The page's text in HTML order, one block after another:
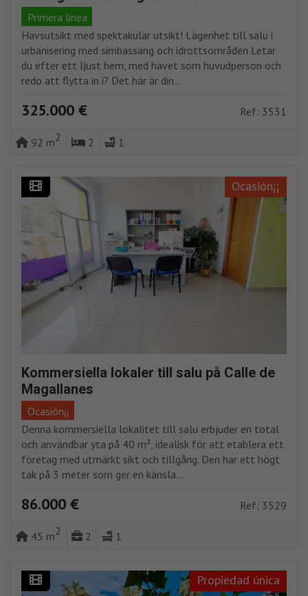
Primera linea
Havsutsikt med spektakulär utsikt! Lägenhet till salu i
urbanisering med simbassäng och idrottsområden Letar
du efter ett ljust hem, med havet som huvudperson och
redo att flytta in i? Det här är din...
325.000 € Ref: 3531
92 m2 2 1
Ocasión¡¡
Kommersiella lokaler till salu på Calle de
Magallanes
Ocasión¡¡
Denna kommersiella lokalitet till salu erbjuder en total
och användbar yta på 40 m², idealisk för att etablera ett
företag med utmärkt sikt och tillgång. Den har ett högt
tak på 3 meter som ger en känsla...
86.000 € Ref: 3529
45 m2 2 1
Propiedad única